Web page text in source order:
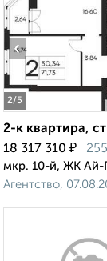
2/5
‹
2-к квартира,
18 317 310 ₽
мкр. 10-й, ЖК Ай-
Агентство,